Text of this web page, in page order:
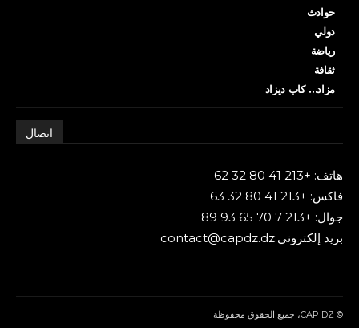
حوادث
دولي
رياضة
ثقافة
مزاد… كاب ديزاد
اتصال
هاتف: +213 41 80 32 62
فاكس: +213 41 80 32 63
جوال: +213 7 70 65 93 89
بريد إلكتروني:contact@capdz.dz
© CAP DZ، جميع الحقوق محفوظة